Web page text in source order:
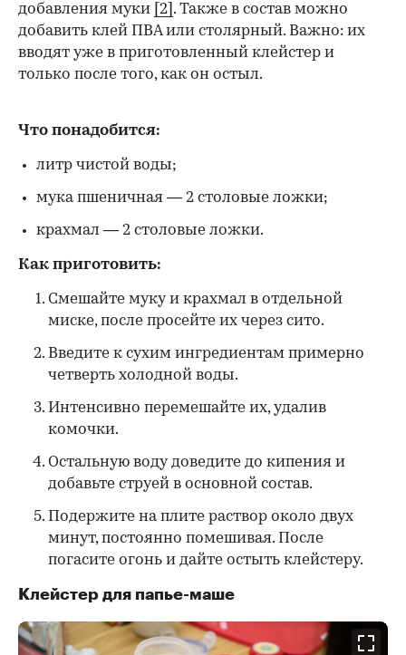
добавления муки [2] . Также в состав можно
добавить клей ПВА или столярный. Важно: их
вводят уже в приготовленный клейстер и
только после того, как он остыл.
Что понадобится:
литр чистой воды;
мука пшеничная — 2 столовые ложки;
крахмал — 2 столовые ложки.
Как приготовить:
Смешайте муку и крахмал в отдельной
миске, после просейте их через сито.
Введите к сухим ингредиентам примерно
четверть холодной воды.
Интенсивно перемешайте их, удалив
комочки.
Остальную воду доведите до кипения и
добавьте струей в основной состав.
Подержите на плите раствор около двух
минут, постоянно помешивая. После
погасите огонь и дайте остыть клейстеру.
Клейстер для папье-маше